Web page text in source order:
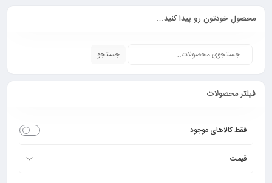
محصول خودتون رو پیدا کنید…
جستجو
فیلتر محصولات
فقط کالاهای موجود
قیمت